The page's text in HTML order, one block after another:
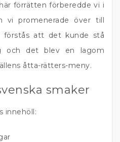
förrätten förberedde vi i
vi promenerade över till
förstås att det kunde stå
och det blev en lagom
åtta-rätters-meny.
smaker
innehöll: